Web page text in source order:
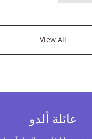
View All
عائلة ألدو